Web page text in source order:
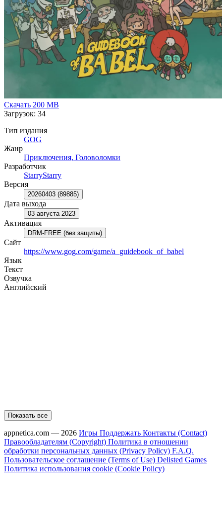
Скачать 200 MB
Загрузок: 34
Тип издания
GOG
Жанр
Приключения, Головоломки
Разработчик
StarryStarry
Версия
20260403 (89885)
Дата выхода
03 августа 2023
Активация
DRM-FREE (без защиты)
Сайт
https://www.gog.com/game/a_guidebook_of_babel
Язык
Текст
Озвучка
Английский
Показать все
appnetica.com — 2026 Игры Поддержать Контакты (Contact)
Правообладателям (Copyright) Политика в отношении
обработки персональных данных (Privacy Policy) F.A.Q.
Пользовательское соглашение (Terms of Use) Delisted Games
Политика использования cookie (Cookie Policy)